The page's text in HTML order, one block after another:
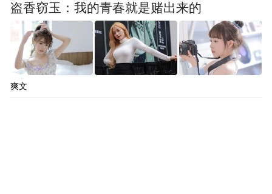
盗香窃玉：我的青春就是赌出来的
爽文